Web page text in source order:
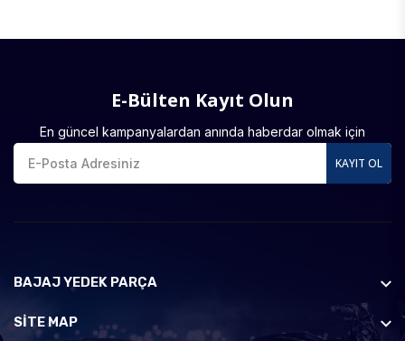
E-Bülten Kayıt Olun
En güncel kampanyalardan anında haberdar olmak için
KAYIT OL
BAJAJ YEDEK PARÇA
SİTE MAP